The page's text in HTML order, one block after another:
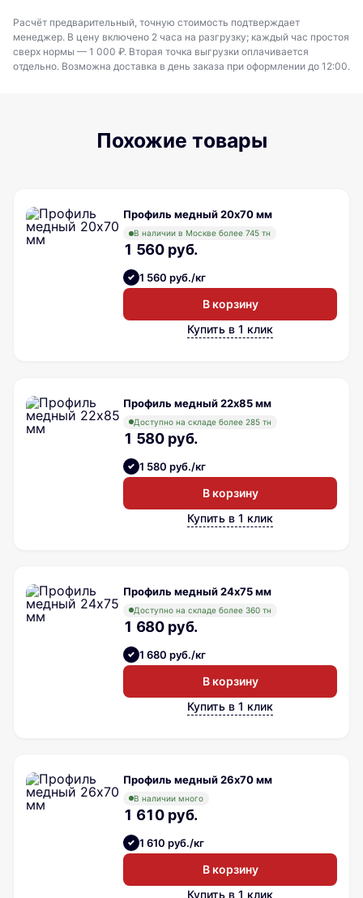
Расчёт предварительный, точную стоимость подтверждает
менеджер. В цену включено 2 часа на разгрузку; каждый час простоя
сверх нормы — 1 000 ₽. Вторая точка выгрузки оплачивается
отдельно. Возможна доставка в день заказа при оформлении до 12:00.
Похожие товары
Профиль медный 20х70 мм
В наличии в Москве более 745 тн
1 560 руб.
1 560 руб./кг
В корзину
Купить в 1 клик
Профиль медный 22х85 мм
Доступно на складе более 285 тн
1 580 руб.
1 580 руб./кг
В корзину
Купить в 1 клик
Профиль медный 24х75 мм
Доступно на складе более 360 тн
1 680 руб.
1 680 руб./кг
В корзину
Купить в 1 клик
Профиль медный 26х70 мм
В наличии много
1 610 руб.
1 610 руб./кг
В корзину
Купить в 1 клик